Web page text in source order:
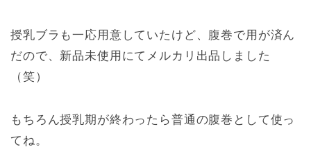
授乳ブラも一応用意していたけど、腹巻で用が済ん
だので、新品未使用にてメルカリ出品しました
（笑）
もちろん授乳期が終わったら普通の腹巻として使っ
てね。